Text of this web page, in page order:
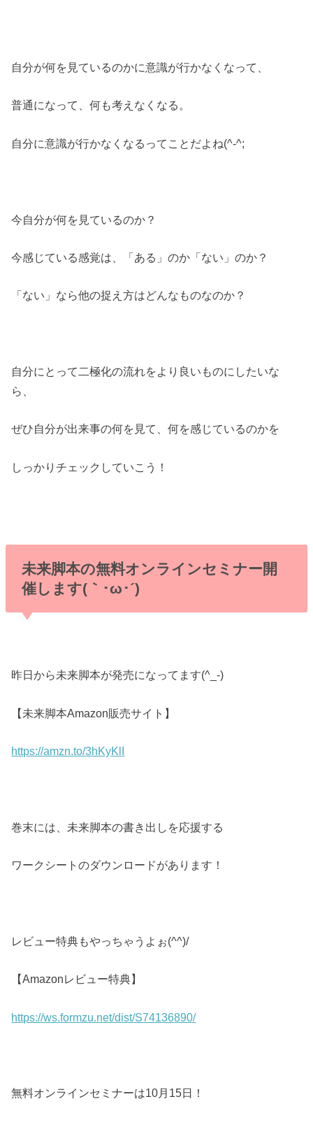
自分が何を見ているのかに意識が行かなくなって、
普通になって、何も考えなくなる。
自分に意識が行かなくなるってことだよね(^-^;
今自分が何を見ているのか？
今感じている感覚は、「ある」のか「ない」のか？
「ない」なら他の捉え方はどんなものなのか？
自分にとって二極化の流れをより良いものにしたいな
ら、
ぜひ自分が出来事の何を見て、何を感じているのかを
しっかりチェックしていこう！
未来脚本の無料オンラインセミナー開
催します(｀･ω･´)ゞ
昨日から未来脚本が発売になってます(^_-)
【未来脚本Amazon販売サイト】
https://amzn.to/3hKyKlI
巻末には、未来脚本の書き出しを応援する
ワークシートのダウンロードがあります！
レビュー特典もやっちゃうよぉ(^^)/
【Amazonレビュー特典】
https://ws.formzu.net/dist/S74136890/
無料オンラインセミナーは10月15日！